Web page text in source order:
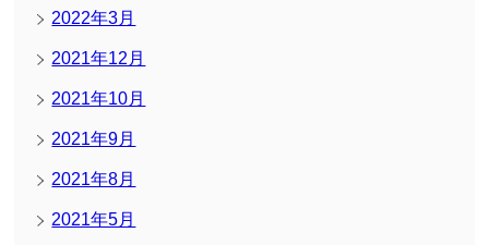
2022年3月
2021年12月
2021年10月
2021年9月
2021年8月
2021年5月